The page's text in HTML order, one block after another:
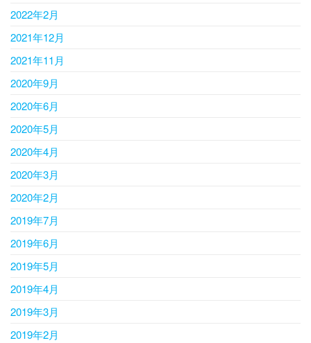
2022年2月
2021年12月
2021年11月
2020年9月
2020年6月
2020年5月
2020年4月
2020年3月
2020年2月
2019年7月
2019年6月
2019年5月
2019年4月
2019年3月
2019年2月